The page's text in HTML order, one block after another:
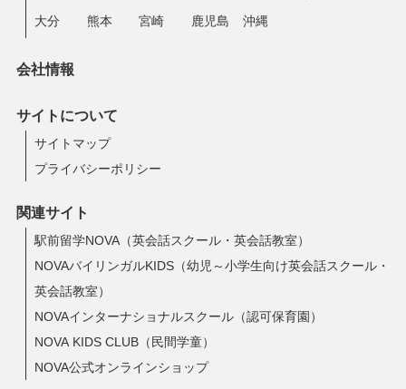
大分 熊本 宮崎 鹿児島 沖縄
会社情報
サイトについて
サイトマップ
プライバシーポリシー
関連サイト
駅前留学NOVA（英会話スクール・英会話教室）
NOVAバイリンガルKIDS（幼児～小学生向け英会話スクール・
英会話教室）
NOVAインターナショナルスクール（認可保育園）
NOVA KIDS CLUB（民間学童）
NOVA公式オンラインショップ